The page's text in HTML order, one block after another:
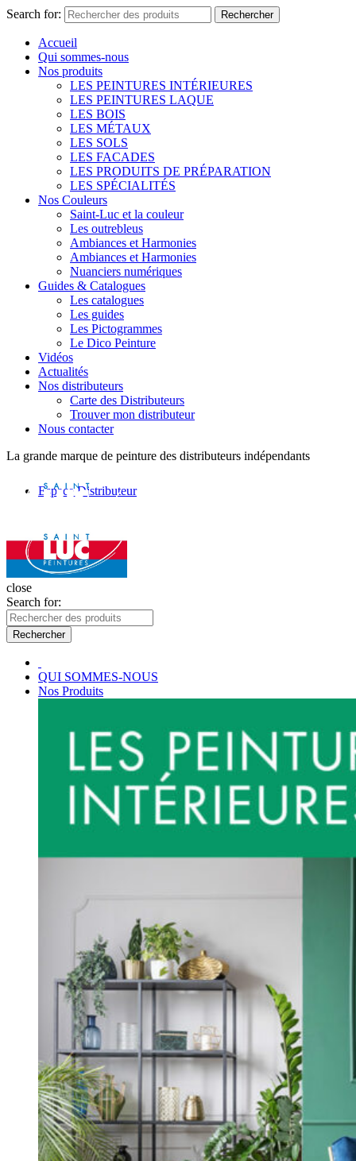
Search for: Rechercher
Accueil
Qui sommes-nous
Nos produits
LES PEINTURES INTÉRIEURES
LES PEINTURES LAQUE
LES BOIS
LES MÉTAUX
LES SOLS
LES FACADES
LES PRODUITS DE PRÉPARATION
LES SPÉCIALITÉS
Nos Couleurs
Saint-Luc et la couleur
Les outrebleus
Ambiances et Harmonies
Ambiances et Harmonies
Nuanciers numériques
Guides & Catalogues
Les catalogues
Les guides
Les Pictogrammes
Le Dico Peinture
Vidéos
Actualités
Nos distributeurs
Carte des Distributeurs
Trouver mon distributeur
Nous contacter
La grande marque de peinture des distributeurs indépendants
Espace Distributeur
close
Search for:
Rechercher
QUI SOMMES-NOUS
Nos Produits